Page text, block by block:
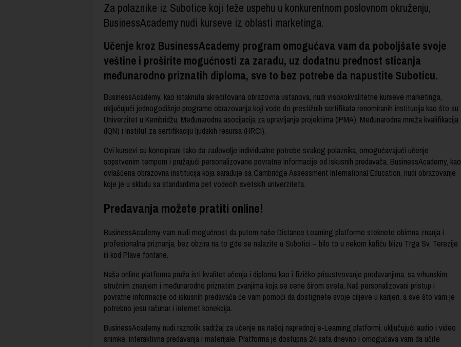
Za polaznike iz Subotice koji teže uspehu u konkurentnom poslovnom okruženju,
BusinessAcademy nudi kurseve iz oblasti marketinga.
Učenje kroz BusinessAcademy program omogućava vam da poboljšate svoje
veštine i proširite mogućnosti za zaradu, uz dodatnu prednost sticanja
međunarodno priznatih diploma, sve to bez potrebe da napustite Suboticu.
BusinessAcademy, kao istaknuta akreditovana obrazovna ustanova, nudi visokokvalitetne kurseve marketinga,
uključujući jednogodišnje programe obrazovanja koji vode do prestižnih sertifikata renomiranih institucija kao što su
Univerzitet u Kembridžu, Međunarodna asocijacija za upravljanje projektima (IPMA), Međunarodna mreža kvalifikacija
(IQN) i Institut za sertifikaciju ljudskih resursa (HRCI).
Ovi kursevi su koncipirani tako da zadovolje individualne potrebe svakog polaznika, omogućavajući učenje
sopstvenim tempom i pružajući personalizovane povratne informacije od iskusnih predavača. BusinessAcademy, kao
ovlašćena obrazovna institucija koja sarađuje sa Cambridge Assessment International Education, nudi obrazovanje
koje je u skladu sa standardima pet vodećih svetskih univerziteta.
Predavanja možete pratiti online!
BusinessAcademy vam nudi mogućnost da putem naše Distance Learning platforme steknete obimna znanja i
profesionalna priznanja, bez obzira na to gde se nalazite u Subotici – bilo to u nekom kafiću blizu Trga Sv. Terezije
ili kod Plave fontane.
Naša online platforma pruža isti kvalitet učenja i diploma kao i fizičko prisustvovanje predavanjima, sa vrhunskim
stručnim znanjem i međunarodno priznatim zvanjima koja se cene širom sveta. Naš personalizovani pristup i
povratne informacije od iskusnih predavača će vam pomoći da dostignete svoje ciljeve u karijeri, a sve što vam je
potrebno jesu računar i internet konekcija.
BusinessAcademy nudi raznolik sadržaj za učenje na našoj naprednoj e-Learning platformi, uključujući audio i video
snimke, interaktivna predavanja i materijale. Platforma je dostupna 24 sata dnevno i omogućava vam da učite